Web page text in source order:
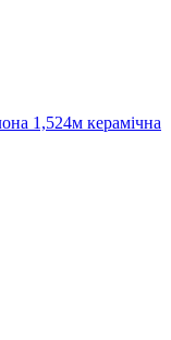
1,524м керамічна